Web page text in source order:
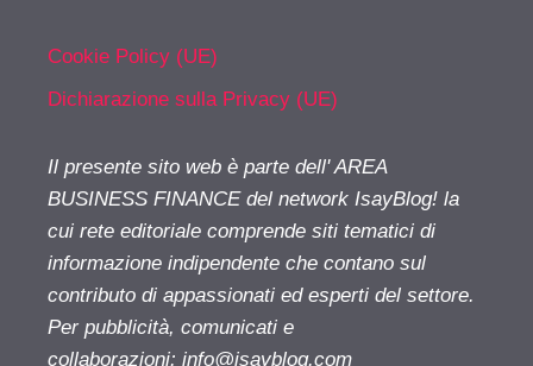
Cookie Policy (UE)
Dichiarazione sulla Privacy (UE)
Il presente sito web è parte dell' AREA
BUSINESS FINANCE del network IsayBlog! la
cui rete editoriale comprende siti tematici di
informazione indipendente che contano sul
contributo di appassionati ed esperti del settore.
Per pubblicità, comunicati e
collaborazioni: info@isayblog.com